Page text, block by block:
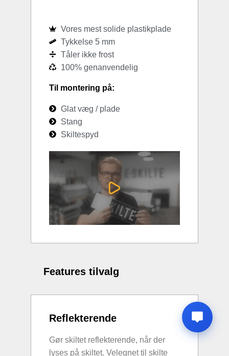
Vores mest solide plastikplade
Tykkelse 5 mm
Tåler ikke frost
100% genanvendelig
Til montering på:
Glat væg / plade
Stang
Skiltespyd
Features tilvalg
Reflekterende
Gør skiltet reflekterende, når der
lyses på skiltet. Velegnet til skilte